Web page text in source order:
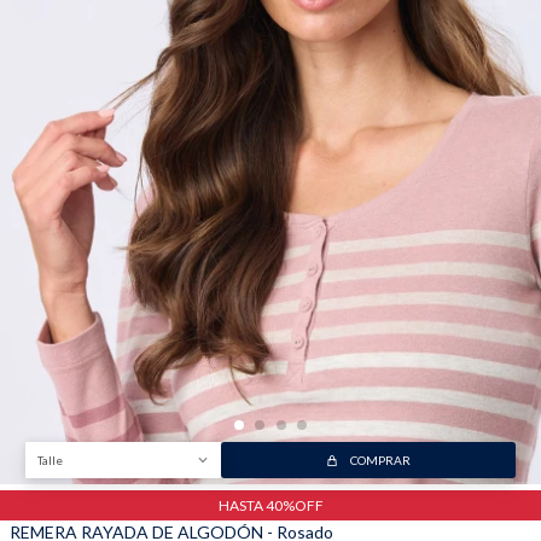
Talle COMPRAR
HASTA 40%OFF
REMERA RAYADA DE ALGODÓN - Rosado